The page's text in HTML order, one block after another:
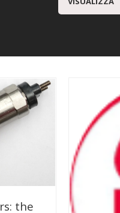
the